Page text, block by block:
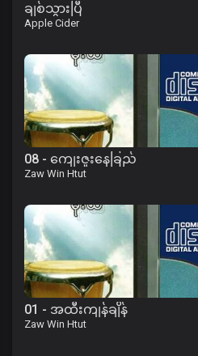
ချစ်သွားပြီ
Apple Cider
08 - ကျေးဇူးနေခြည်
Zaw Win Htut
01 - အထီးကျန်ချိန်
Zaw Win Htut